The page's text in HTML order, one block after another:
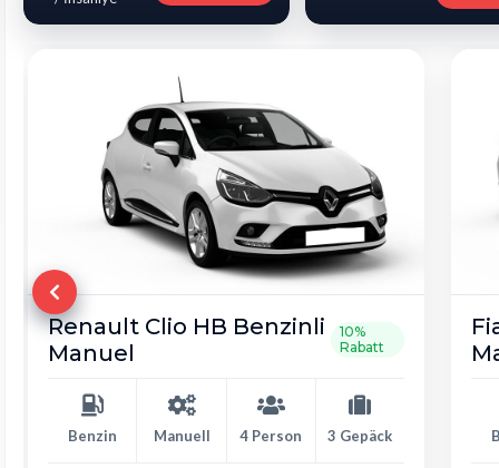
Fiat Egea Benzin
Manuel
10%
Rabatt
Benzin Manuell 5 Person 4 Gepäck